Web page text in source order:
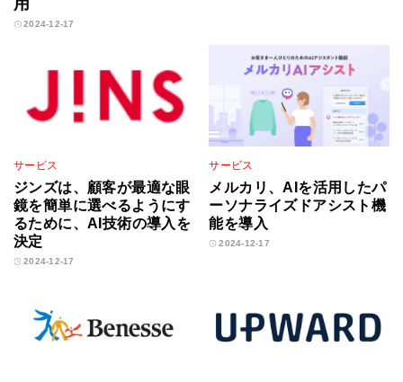
用
2024-12-17
サービス
ジンズは、顧客が最適な眼
鏡を簡単に選べるようにす
るために、AI技術の導入を
決定
2024-12-17
サービス
メルカリ、AIを活用したパ
ーソナライズドアシスト機
能を導入
2024-12-17